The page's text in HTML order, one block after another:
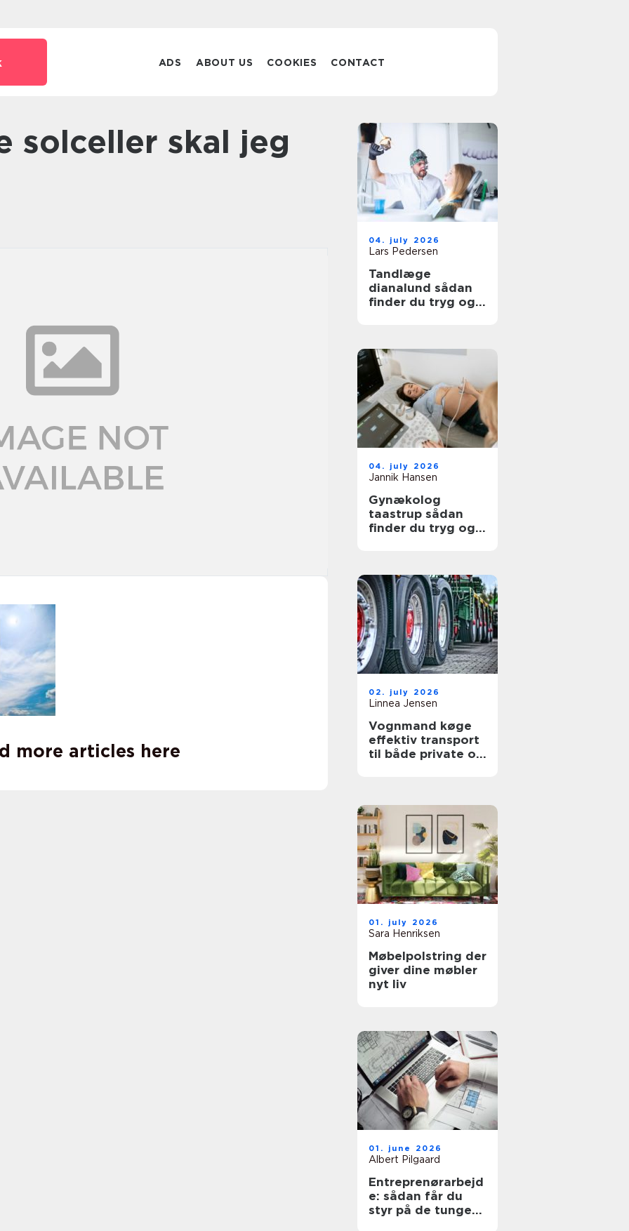
ADS ABOUT US COOKIES CONTACT
more articles here
04. july 2026
Lars Pedersen
Tandlæge
dianalund sådan
finder du tryg og
04. july 2026
Jannik Hansen
Gynækolog
taastrup sådan
finder du tryg og
02. july 2026
Linnea Jensen
Vognmand køge
effektiv transport
til både private og
01. july 2026
Sara Henriksen
Møbelpolstring der
giver dine møbler
nyt liv
01. june 2026
Albert Pilgaard
Entreprenørarbejd
e: sådan får du
styr på de tunge